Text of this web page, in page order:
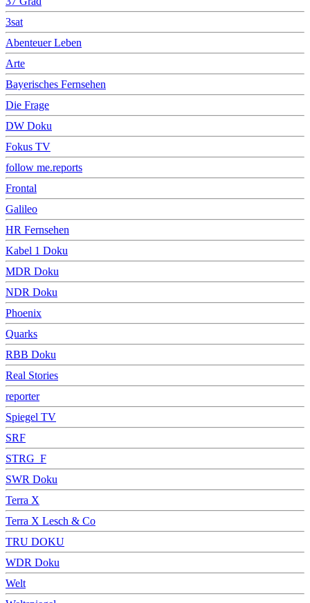
3sat
Abenteuer Leben
Arte
Bayerisches Fernsehen
Die Frage
DW Doku
Fokus TV
follow me.reports
Frontal
Galileo
HR Fernsehen
Kabel 1 Doku
MDR Doku
NDR Doku
Phoenix
Quarks
RBB Doku
Real Stories
reporter
Spiegel TV
SRF
STRG_F
SWR Doku
Terra X
Terra X Lesch & Co
TRU DOKU
WDR Doku
Welt